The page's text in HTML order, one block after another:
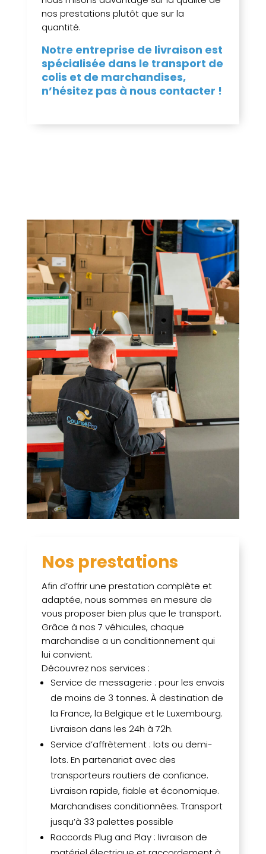
nos prestations plutôt que sur la
quantité.
Notre entreprise de livraison est
spécialisée dans le transport de
colis et de marchandises,
n’hésitez pas à nous contacter !
Nos prestations
Afin d’offrir une prestation complète et
adaptée, nous sommes en mesure de
vous proposer bien plus que le transport.
Grâce à nos 7 véhicules, chaque
marchandise a un conditionnement qui
lui convient.
Découvrez nos services :
Service de messagerie : pour les envois
de moins de 3 tonnes. À destination de
la France, la Belgique et le Luxembourg.
Livraison dans les 24h à 72h.
Service d’affrètement : lots ou demi-
lots. En partenariat avec des
transporteurs routiers de confiance.
Livraison rapide, fiable et économique.
Marchandises conditionnées. Transport
jusqu’à 33 palettes possible
Raccords Plug and Play : livraison de